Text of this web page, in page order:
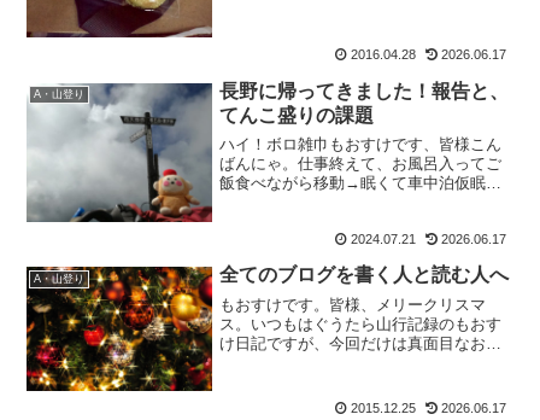
2016.04.28 2026.06.17
A・山登り
長野に帰ってきました！報告と、
てんこ盛りの課題
ハイ！ボロ雑巾もおすけです、皆様こん
ばんにゃ。仕事終えて、お風呂入ってご
飯食べながら移動→眠くて車中泊仮眠→
支度して病院へ。そこからが凄かった。
毎日、退院した母の...
2024.07.21 2026.06.17
A・山登り 全てのブログを書く人と読む人へ
もおすけです。皆様、メリークリスマ
ス。いつもはぐうたら山行記録のもおす
け日記ですが、今回だけは真面目なお
頭の片隅にずっと放置していたのですが
2015.12.25 2026.06.17